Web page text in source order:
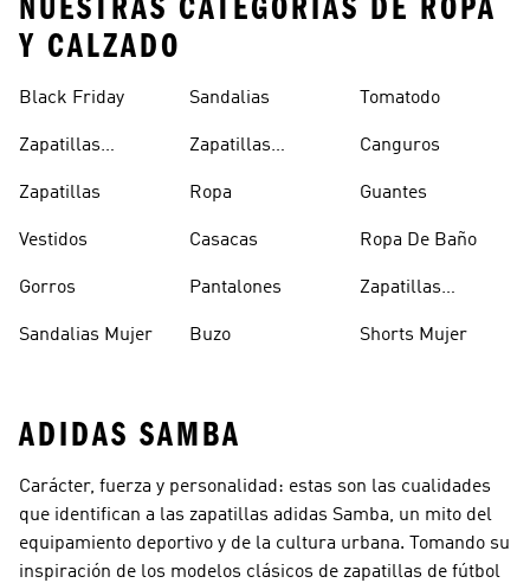
NUESTRAS CATEGORÍAS DE ROPA
Y CALZADO
Black Friday
Zapatillas
Zapatillas
Vestidos
Gorros
Sandalias Mujer
Sandalias
Zapatillas
Ropa
Casacas
Pantalones
Buzo
Tomatodo
Canguros
Guantes
Ropa De Baño
Zapatillas
Shorts Mujer
ADIDAS SAMBA
Carácter, fuerza y personalidad: estas son las cualidades
que identifican a las zapatillas adidas Samba, un mito del
equipamiento deportivo y de la cultura urbana. Tomando su
inspiración de los modelos clásicos de zapatillas de fútbol